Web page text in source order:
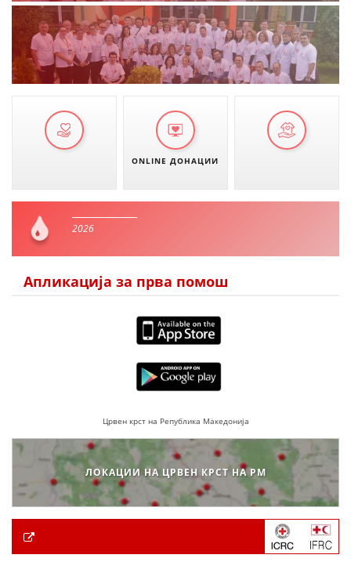
ONLINE ДОНАЦИИ
2026
Апликација за прва помош
Црвен крст на Република Македонија
ЛОКАЦИИ НА ЦРВЕН КРСТ НА РМ